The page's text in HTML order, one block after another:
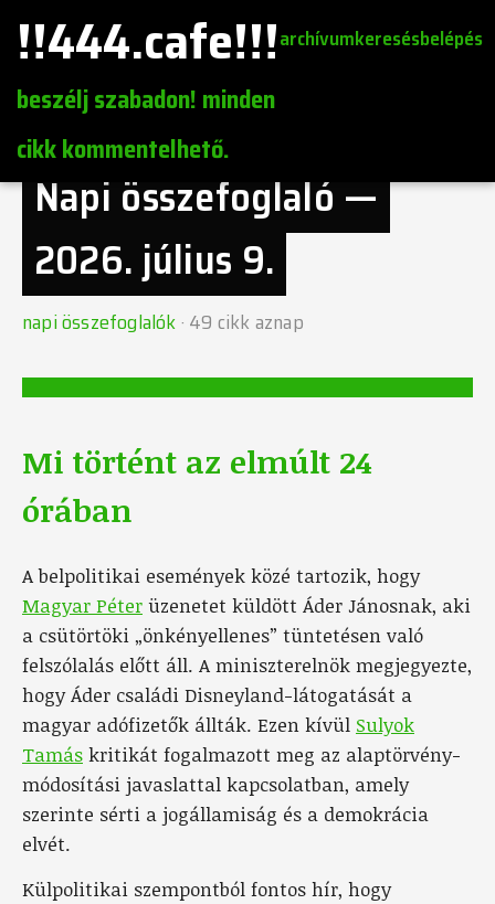
!!444.cafe!!!
beszélj szabadon! minden
cikk kommentelhető.
archívumkeresésbelépés
Napi összefoglaló —
2026. július 9.
napi összefoglalók· 49 cikk aznap
Mi történt az elmúlt 24
órában
A belpolitikai események közé tartozik, hogy
Magyar Péter üzenetet küldött Áder Jánosnak, aki
a csütörtöki „önkényellenes” tüntetésen való
felszólalás előtt áll. A miniszterelnök megjegyezte,
hogy Áder családi Disneyland-látogatását a
magyar adófizetők állták. Ezen kívül Sulyok
Tamás kritikát fogalmazott meg az alaptörvény-
módosítási javaslattal kapcsolatban, amely
szerinte sérti a jogállamiság és a demokrácia
elvét.
Külpolitikai szempontból fontos hír, hogy